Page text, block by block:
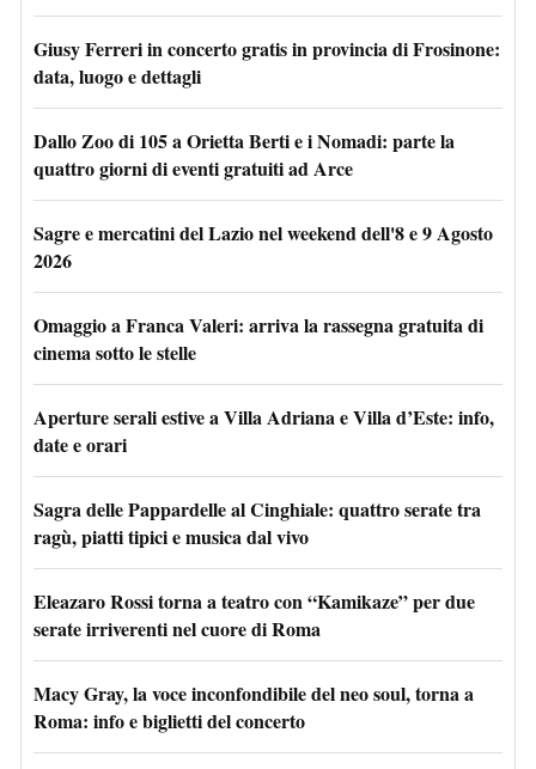
Giusy Ferreri in concerto gratis in provincia di Frosinone:
data, luogo e dettagli
Dallo Zoo di 105 a Orietta Berti e i Nomadi: parte la
quattro giorni di eventi gratuiti ad Arce
Sagre e mercatini del Lazio nel weekend dell'8 e 9 Agosto
2026
Omaggio a Franca Valeri: arriva la rassegna gratuita di
cinema sotto le stelle
Aperture serali estive a Villa Adriana e Villa d’Este: info,
date e orari
Sagra delle Pappardelle al Cinghiale: quattro serate tra
ragù, piatti tipici e musica dal vivo
Eleazaro Rossi torna a teatro con “Kamikaze” per due
serate irriverenti nel cuore di Roma
Macy Gray, la voce inconfondibile del neo soul, torna a
Roma: info e biglietti del concerto